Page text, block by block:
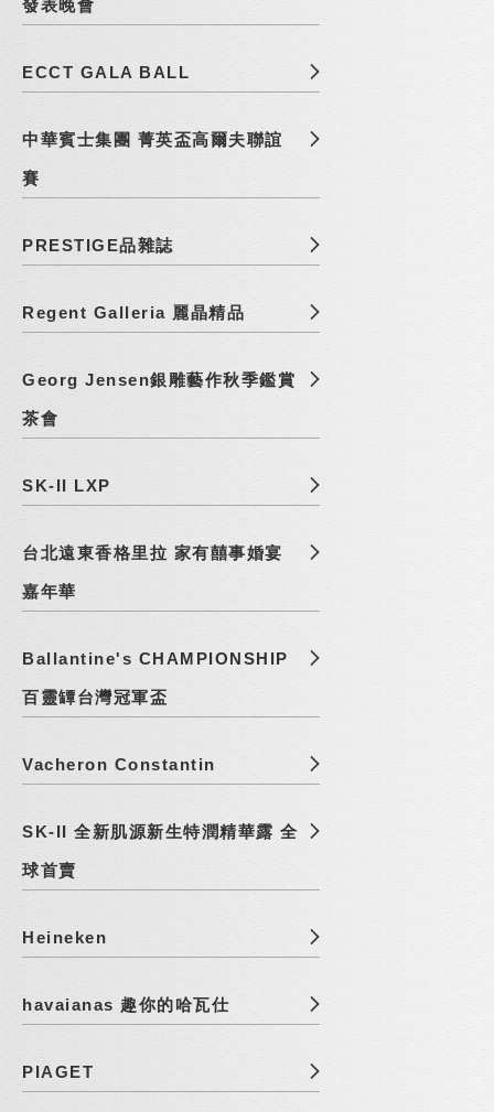
發表晚會
ECCT GALA BALL
中華賓士集團 菁英盃高爾夫聯誼
賽
PRESTIGE品雜誌
Regent Galleria 麗晶精品
Georg Jensen銀雕藝作秋季鑑賞
茶會
SK-II LXP
台北遠東香格里拉 家有囍事婚宴
嘉年華
Ballantine's CHAMPIONSHIP
百靈罈台灣冠軍盃
Vacheron Constantin
SK-II 全新肌源新生特潤精華露 全
球首賣
Heineken
havaianas 趣你的哈瓦仕
PIAGET